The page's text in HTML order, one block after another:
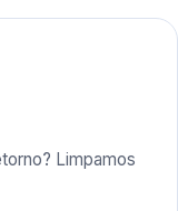
Limpamos